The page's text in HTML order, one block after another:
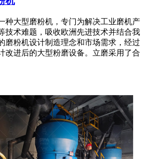
种大型磨粉机，专门为解决工业磨机产
技术难题，吸收欧洲先进技术并结合我
磨粉机设计制造理念和市场需求，经过
改进后的大型粉磨设备。立磨采用了合